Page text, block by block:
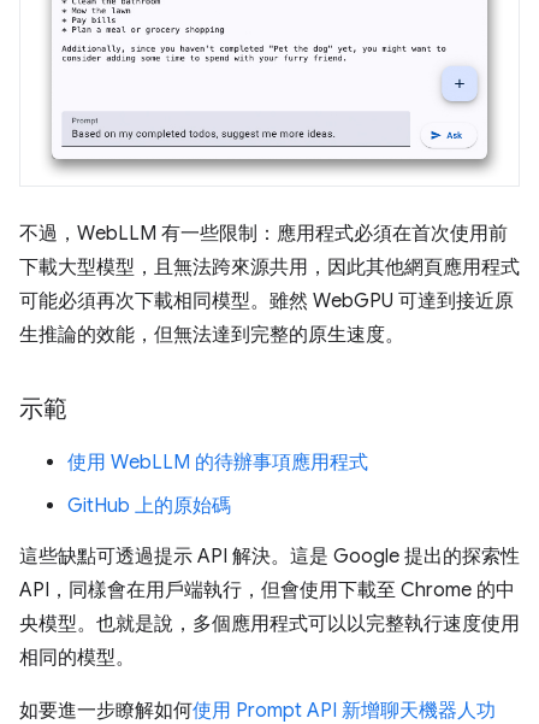
不過，WebLLM 有一些限制：應用程式必須在首次使用前
下載大型模型，且無法跨來源共用，因此其他網頁應用程式
可能必須再次下載相同模型。雖然 WebGPU 可達到接近原
生推論的效能，但無法達到完整的原生速度。
示範
使用 WebLLM 的待辦事項應用程式
GitHub 上的原始碼
這些缺點可透過提示 API 解決。這是 Google 提出的探索性
API，同樣會在用戶端執行，但會使用下載至 Chrome 的中
央模型。也就是說，多個應用程式可以以完整執行速度使用
相同的模型。
如要進一步瞭解如何使用 Prompt API 新增聊天機器人功